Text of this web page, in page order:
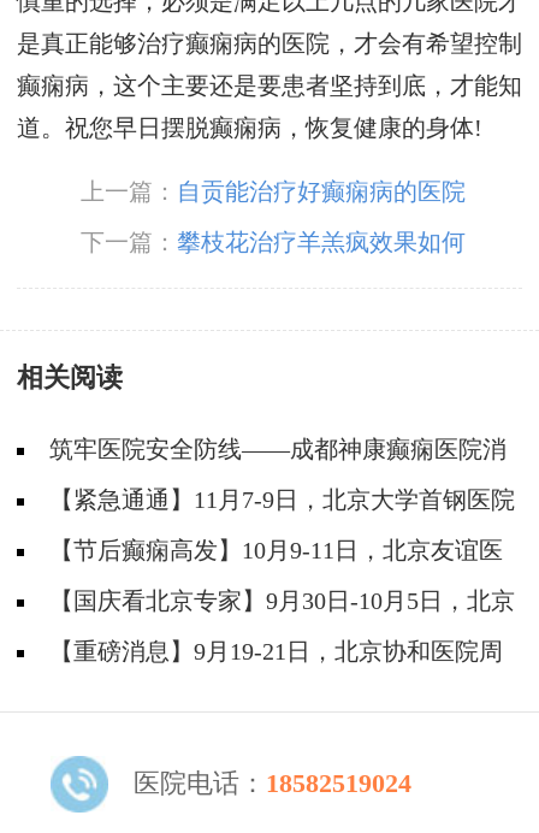
是真正能够治疗癫痫病的医院，才会有希望控制
癫痫病，这个主要还是要患者坚持到底，才能知
道。祝您早日摆脱癫痫病，恢复健康的身体!
上一篇： 自贡能治疗好癫痫病的医院
下一篇：攀枝花治疗羊羔疯效果如何
相关阅读
筑牢医院安全防线——成都神康癫痫医院消
防安全培训纪实
【紧急通通】11月7-9日，北京大学首钢医院
神经内科胡颖教授亲临成都会诊，破解癫痫疑难
【节后癫痫高发】10月9-11日，北京友谊医
院陈葵博士免费会诊+治疗援助，破解癫痫难
题！
【国庆看北京专家】9月30日-10月5日，北京
天坛&首钢医院两大专家蓉城亲诊+癫痫大额救
【重磅消息】9月19-21日，北京协和医院周
线！
医院电话： 18582519024